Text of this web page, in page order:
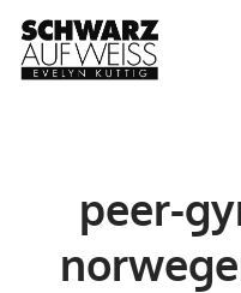
Zum
peer-